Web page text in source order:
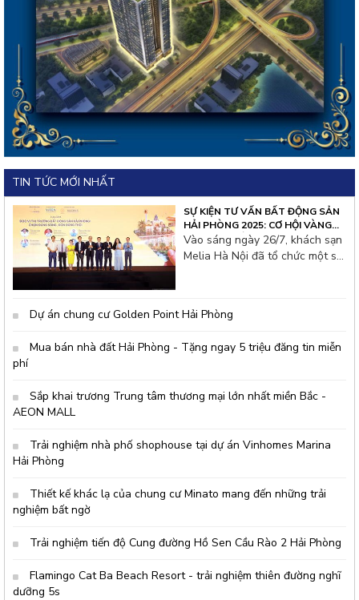
TIN TỨC MỚI NHẤT
SỰ KIỆN TƯ VẤN BẤT ĐỘNG SẢN
HẢI PHÒNG 2025: CƠ HỘI VÀNG
CHO NHÀ ĐẦU TƯ THỦ ĐÔ
Vào sáng ngày 26/7, khách sạn
Melia Hà Nội đã tổ chức một sự
Không khí hội thảo tại đây rất
Dự án chung cư Golden Point Hải Phòng
Mua bán nhà đất Hải Phòng - Tặng ngay 5 triệu đăng tin miễn
phí
Sắp khai trương Trung tâm thương mại lớn nhất miền Bắc -
AEON MALL
Trải nghiệm nhà phố shophouse tại dự án Vinhomes Marina
Hải Phòng
Thiết kế khác lạ của chung cư Minato mang đến những trải
nghiệm bất ngờ
Trải nghiệm tiến độ Cung đường Hồ Sen Cầu Rào 2 Hải Phòng
Flamingo Cat Ba Beach Resort - trải nghiệm thiên đường nghĩ
dưỡng 5s